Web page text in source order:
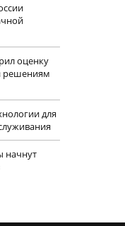
оценку
решениям
для
начнут